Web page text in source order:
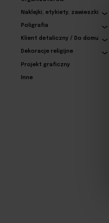
Naklejki, etykiety, zawieszki
Poligrafia
Klient detaliczny / Do domu
Dekoracje religijne
Projekt graficzny
Inne